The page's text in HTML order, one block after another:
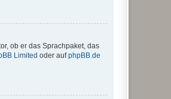
ob er das Sprachpaket, das
Limited oder aufphpBB.de